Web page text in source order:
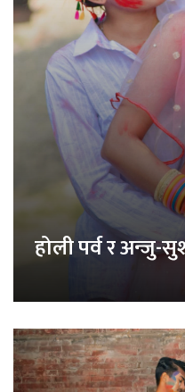
होली पर्व र अन्जु-